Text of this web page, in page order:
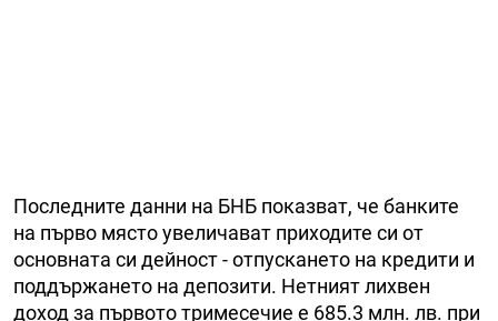
Последните данни на БНБ показват, че банките
на първо място увеличават приходите си от
основната си дейност - отпускането на кредити и
поддържането на депозити. Нетният лихвен
доход за първото тримесечие е 685.3 млн. лв. при